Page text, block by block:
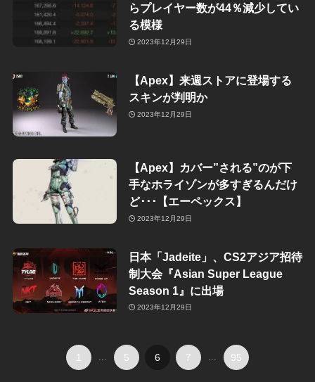
らプレイヤー数が44％減少してい
る模様
2023年12月29日
【Apex】来週ストアに登場する
スキンが判明か
2023年12月29日
【Apex】カバー”される”のが下
手なホライゾンが多すぎるんだけ
ど･･･【エーペックス】
2023年12月29日
日本「Jadeite」、CS2アジア招待
制大会『Asian Super League
Season 1』に出場
2023年12月29日
1 ... 5 6 7 ... 95